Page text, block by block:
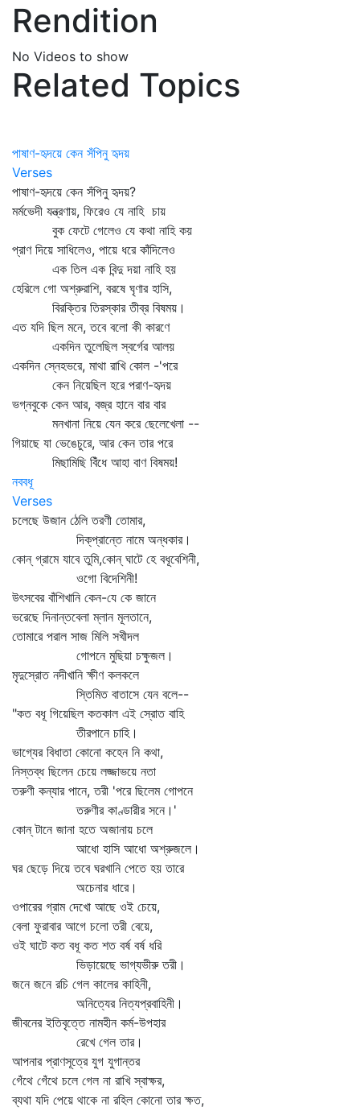
Rendition
No Videos to show
Related Topics
পাষাণ-হৃদয়ে কেন সঁপিনু হৃদয়
Verses
পাষাণ-হৃদয়ে কেন সঁপিনু হৃদয়?
মর্মভেদী যন্ত্রণায়, ফিরেও যে নাহি চায়
বুক ফেটে গেলেও যে কথা নাহি কয়
প্রাণ দিয়ে সাধিলেও, পায়ে ধরে কাঁদিলেও
এক তিল এক বিন্দু দয়া নাহি হয়
হেরিলে গো অশ্রুরাশি, বরষে ঘৃণার হাসি,
বিরক্তির তিরস্কার তীব্র বিষময়।
এত যদি ছিল মনে, তবে বলো কী কারণে
একদিন তুলেছিল স্বর্গের আলয়
একদিন স্নেহভরে, মাথা রাখি কোল -'পরে
কেন নিয়েছিল হরে পরাণ-হৃদয়
ভগ্নবুকে কেন আর, বজ্র হানে বার বার
মনখানা নিয়ে যেন করে ছেলেখেলা --
গিয়াছে যা ভেঙেচুরে, আর কেন তার পরে
মিছামিছি বিঁধে আহা বাণ বিষময়!
নববধূ
Verses
চলেছে উজান ঠেলি তরণী তোমার,
দিক্‌প্রান্তে নামে অন্ধকার।
কোন্‌ গ্রামে যাবে তুমি,কোন্‌ ঘাটে হে বধূবেশিনী,
ওগো বিদেশিনী!
উৎসবের বাঁশিখানি কেন-যে কে জানে
ভরেছে দিনান্তবেলা ম্লান মূলতানে,
তোমারে পরাল সাজ মিলি সখীদল
গোপনে মুছিয়া চক্ষুজল।
মৃদুস্রোত নদীখানি ক্ষীণ কলকলে
স্তিমিত বাতাসে যেন বলে--
"কত বধূ গিয়েছিল কতকাল এই স্রোত বাহি
তীরপানে চাহি।
ভাগ্যের বিধাতা কোনো কহেন নি কথা,
নিস্তব্ধ ছিলেন চেয়ে লজ্জাভয়ে নতা
তরুণী কন্যার পানে, তরী 'পরে ছিলেম গোপনে
তরুণীর কাণ্ডারীর সনে।'
কোন্‌ টানে জানা হতে অজানায় চলে
আধো হাসি আধো অশ্রুজলে।
ঘর ছেড়ে দিয়ে তবে ঘরখানি পেতে হয় তারে
অচেনার ধারে।
ওপারের গ্রাম দেখো আছে ওই চেয়ে,
বেলা ফুরাবার আগে চলো তরী বেয়ে,
ওই ঘাটে কত বধূ কত শত বর্ষ বর্ষ ধরি
ভিড়ায়েছে ভাগ্যভীরু তরী।
জনে জনে রচি গেল কালের কাহিনী,
অনিত্যের নিত্যপ্রবাহিনী।
জীবনের ইতিবৃত্তে নামহীন কর্ম-উপহার
রেখে গেল তার।
আপনার প্রাণসূত্রে যুগ যুগান্তর
গেঁথে গেঁথে চলে গেল না রাখি স্বাক্ষর,
ব্যথা যদি পেয়ে থাকে না রহিল কোনো তার ক্ষত,